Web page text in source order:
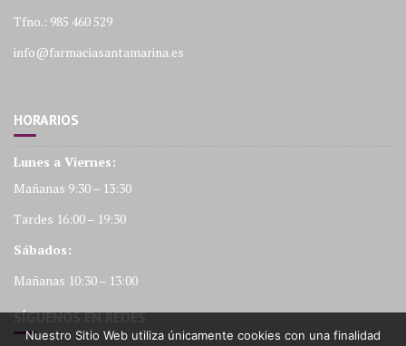
Tfno.: 985 460 529
info@farmaciasantamarina.es
HORARIOS
Lunes a Viernes:
Mañanas 9:30 – 13:30
Tardes 16:00 – 19:30
Sábados:
Mañanas 10:30 – 13:00
SÍGUENOS EN REDES
Nuestro Sitio Web utiliza únicamente cookies con una finalidad